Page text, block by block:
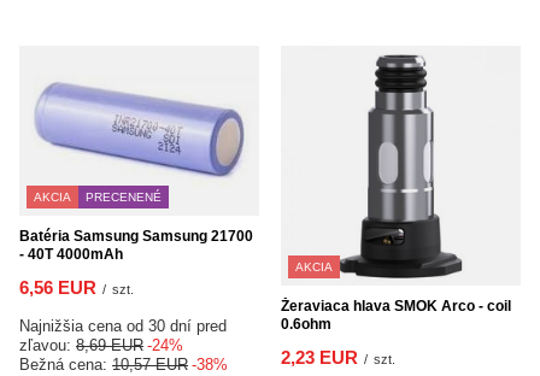
AKCIA PRECENENÉ
Batéria Samsung Samsung 21700
- 40T 4000mAh
6,56 EUR / szt.
Najnižšia cena od 30 dní pred
zľavou: 8,69 EUR -24%
Bežná cena: 10,57 EUR -38%
AKCIA
Žeraviaca hlava SMOK Arco - coil
0.6ohm
2,23 EUR / szt.